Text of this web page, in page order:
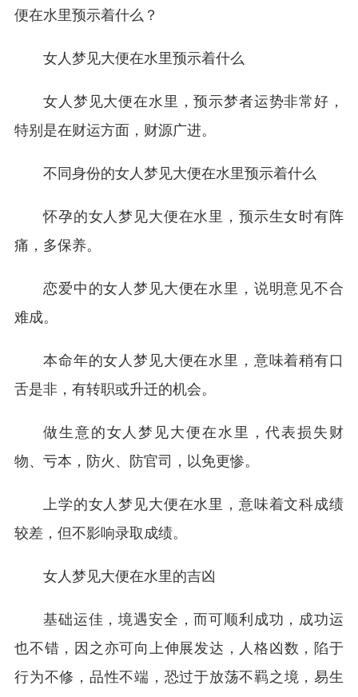
便在水里预示着什么？
女人梦见大便在水里预示着什么
女人梦见大便在水里，预示梦者运势非常好，
特别是在财运方面，财源广进。
不同身份的女人梦见大便在水里预示着什么
怀孕的女人梦见大便在水里，预示生女时有阵
痛，多保养。
恋爱中的女人梦见大便在水里，说明意见不合
难成。
本命年的女人梦见大便在水里，意味着稍有口
舌是非，有转职或升迁的机会。
做生意的女人梦见大便在水里，代表损失财
物、亏本，防火、防官司，以免更惨。
上学的女人梦见大便在水里，意味着文科成绩
较差，但不影响录取成绩。
女人梦见大便在水里的吉凶
基础运佳，境遇安全，而可顺利成功，成功运
也不错，因之亦可向上伸展发达，人格凶数，陷于
行为不修，品性不端，恐过于放荡不羁之境，易生